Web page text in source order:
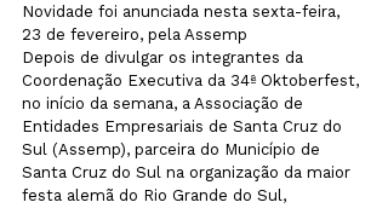
Novidade foi anunciada nesta sexta-feira,
23 de fevereiro, pela Assemp
Depois de divulgar os integrantes da
Coordenação Executiva da 34ª Oktoberfest,
no início da semana, a Associação de
Entidades Empresariais de Santa Cruz do
Sul (Assemp), parceira do Município de
Santa Cruz do Sul na organização da maior
festa alemã do Rio Grande do Sul,